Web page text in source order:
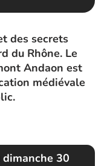
des secrets
du Rhône. Le
Andaon est
médiévale
30